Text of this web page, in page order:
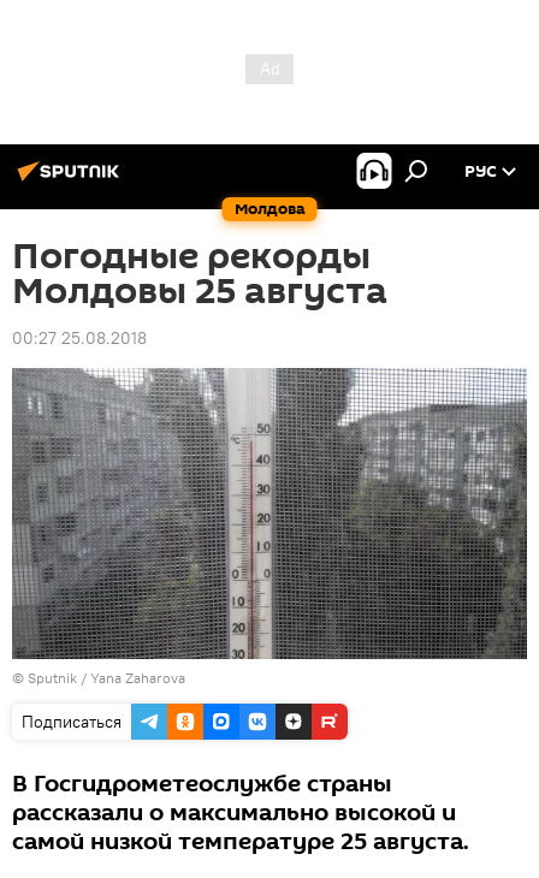
Молдова
РУС
Погодные рекорды
Молдовы 25 августа
00:27 25.08.2018
© Sputnik / Yana Zaharova
Подписаться
В Госгидрометеослужбе страны
рассказали о максимально высокой и
самой низкой температуре 25 августа.